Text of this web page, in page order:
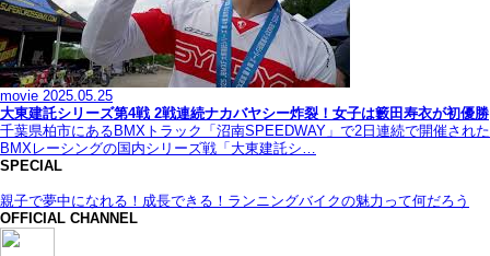
movie 2025.05.25
大東建託シリーズ第4戦 2戦連続ナカバヤシー炸裂！女子は籔田寿衣が初優勝
千葉県柏市にあるBMXトラック「沼南SPEEDWAY」で2日連続で開催された
BMXレーシングの国内シリーズ戦「大東建託シ…
SPECIAL
親子で夢中になれる！成長できる！ランニングバイクの魅力って何だろう
OFFICIAL CHANNEL